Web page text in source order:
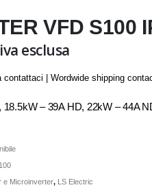
VFD S100
iva esclusa
contattaci | Wordwide shipping
18.5kW – 39A HD, 22kW – 44A
e Microinverter, LS Electric